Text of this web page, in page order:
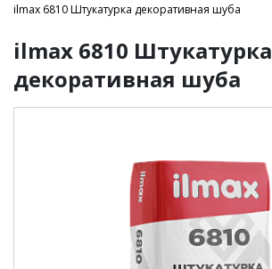
ilmax 6810 Штукатурка декоративная шуба
ilmax 6810 Штукатурка
декоративная шуба